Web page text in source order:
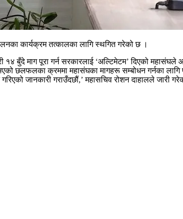
कार्यक्रम तत्कालका लागि स्थगित गरेको छ ।
बुँदे माग पूरा गर्न सरकारलाई ‘अल्टिमेटम’ दिएको
छलफलका क्रममा महासंघका मागहरू सम्बोधन गर्नका
जानकारी गराउँदछौं,’ महासचिव रोशन दाहालले जारी